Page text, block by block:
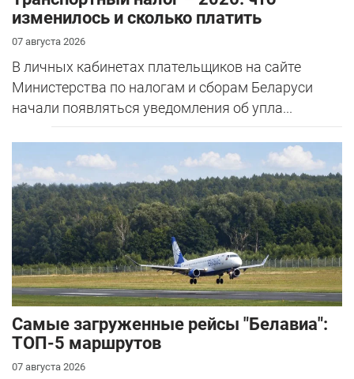
изменилось и сколько платить
07 августа 2026
В личных кабинетах плательщиков на сайте
Министерства по налогам и сборам Беларуси
начали появляться уведомления об упла...
Самые загруженные рейсы "Белавиа":
ТОП-5 маршрутов
07 августа 2026